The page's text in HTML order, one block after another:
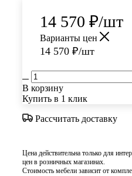
14 570 ₽/шт
Варианты цен
14 570 ₽/шт
В корзину
Купить в 1 клик
Рассчитать доставку
Цена действительна только для
цен в розничных магазинах.
Стоимость мебели зависит от